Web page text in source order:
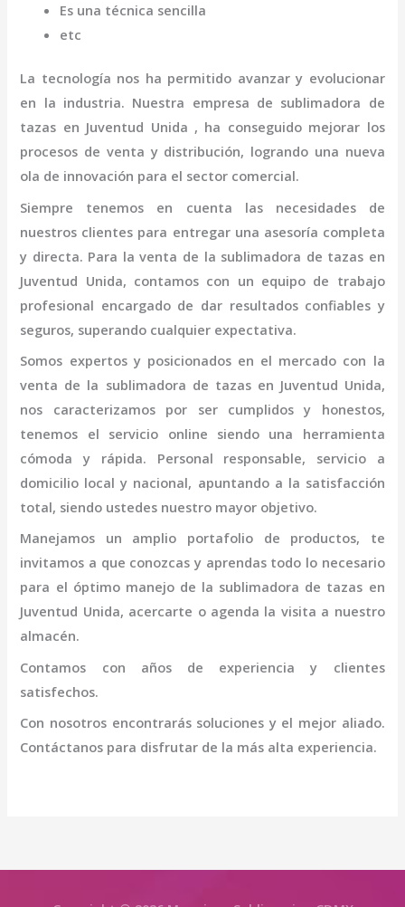
Es una técnica sencilla
etc
La tecnología nos ha permitido avanzar y evolucionar
en la industria. Nuestra empresa de sublimadora de
tazas en Juventud Unida , ha conseguido mejorar los
procesos de venta y distribución, logrando una nueva
ola de innovación para el sector comercial.
Siempre tenemos en cuenta las necesidades de
nuestros clientes para entregar una asesoría completa
y directa. Para la venta de la sublimadora de tazas en
Juventud Unida, contamos con un equipo de trabajo
profesional encargado de dar resultados confiables y
seguros, superando cualquier expectativa.
Somos expertos y posicionados en el mercado con la
venta de la sublimadora de tazas en Juventud Unida,
nos caracterizamos por ser cumplidos y honestos,
tenemos el servicio online siendo una herramienta
cómoda y rápida. Personal responsable, servicio a
domicilio local y nacional, apuntando a la satisfacción
total, siendo ustedes nuestro mayor objetivo.
Manejamos un amplio portafolio de productos, te
invitamos a que conozcas y aprendas todo lo necesario
para el óptimo manejo de la sublimadora de tazas en
Juventud Unida, acercarte o agenda la visita a nuestro
almacén.
Contamos con años de experiencia y clientes
satisfechos.
Con nosotros encontrarás soluciones y el mejor aliado.
Contáctanos para disfrutar de la más alta experiencia.